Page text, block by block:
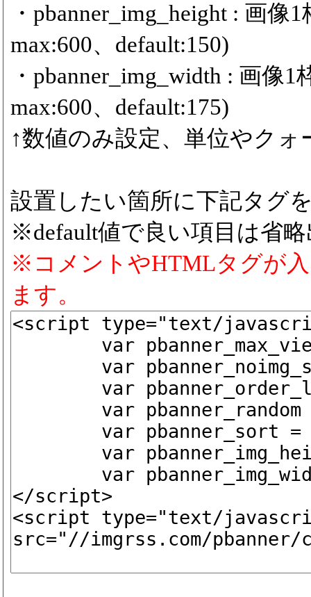
・pbanner_img_height : 画
max:600、default:150)
・pbanner_img_width : 画像
max:600、default:175)
↑数値のみ設定、単位やク
設置したい箇所に下記タグ
※default値で良い項目は省
※コメントやHTMLタグが
ます。